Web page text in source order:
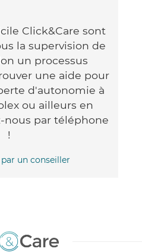
Click&Care sont
la supervision de
un processus
une aide pour
d'autonomie à
ou ailleurs en
nous par téléphone
!
un conseiller